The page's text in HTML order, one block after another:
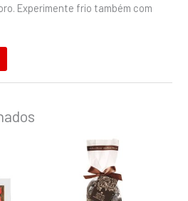
Experimente frio também com